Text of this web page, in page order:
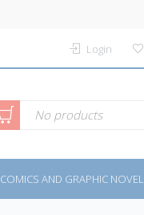
Login
No products
COMICS AND GRAPHIC NOVEL